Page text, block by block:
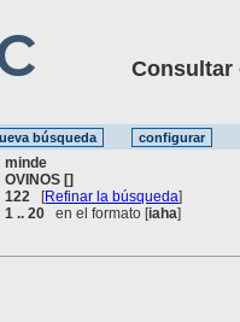
Consultar
minde
OVINOS []
122 [Refinar la búsqueda]
1 .. 20 en el formato [iaha]